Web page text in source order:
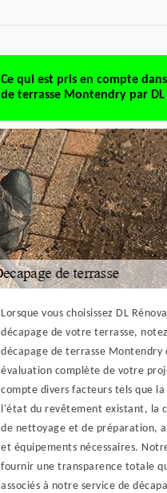
Ce qui est pris en compte
de terrasse Montendry par
Lorsque vous choisissez DL
décapage de votre terrasse,
décapage de terrasse Montendry
évaluation complète de votre
compte divers facteurs tels que
l'état du revêtement existant, la
de nettoyage et de préparation,
et équipements nécessaires.
fournir une transparence totale
associés à notre service de